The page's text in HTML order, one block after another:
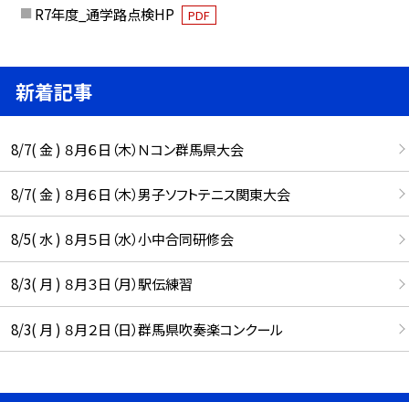
R7年度_通学路点検HP PDF
新着記事
8/7( 金 ) ８月６日（木）Ｎコン群馬県大会
8/7( 金 ) ８月６日（木）男子ソフトテニス関東大会
8/5( 水 ) ８月５日（水）小中合同研修会
8/3( 月 ) ８月３日（月）駅伝練習
8/3( 月 ) ８月２日（日）群馬県吹奏楽コンクール